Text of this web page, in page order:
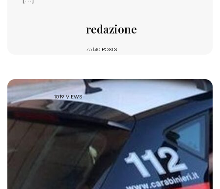
redazione
75140 POSTS
1019 VIEWS